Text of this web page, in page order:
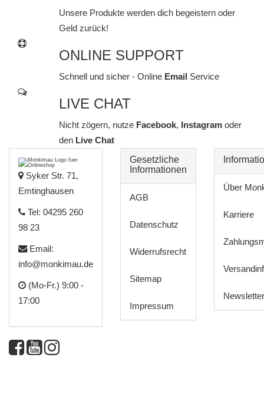
Unsere Produkte werden dich begeistern oder
Geld zurück!
ONLINE SUPPORT
Schnell und sicher - Online Email Service
LIVE CHAT
Nicht zögern, nutze Facebook, Instagram oder
denLive Chat
Syker Str. 71,
Emtinghausen
Tel: 04295 260
98 23
Email:
info@monkimau.de
(Mo-Fr.) 9:00 -
17:00
Gesetzliche
Informationen
AGB
Datenschutz
Widerrufsrecht
Sitemap
Impressum
Über
Karriere
Newsletter